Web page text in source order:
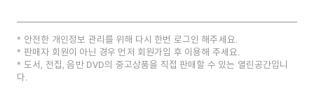
안전한 개인정보 관리를 위해 다시 한번 로그인 해주세요.
판매자 회원이 아닌 경우 먼저 회원가입 후 이용해 주세요.
도서, 전집, 음반 DVD의 중고상품을 직접 판매할 수 있는 열린공간입니
다.